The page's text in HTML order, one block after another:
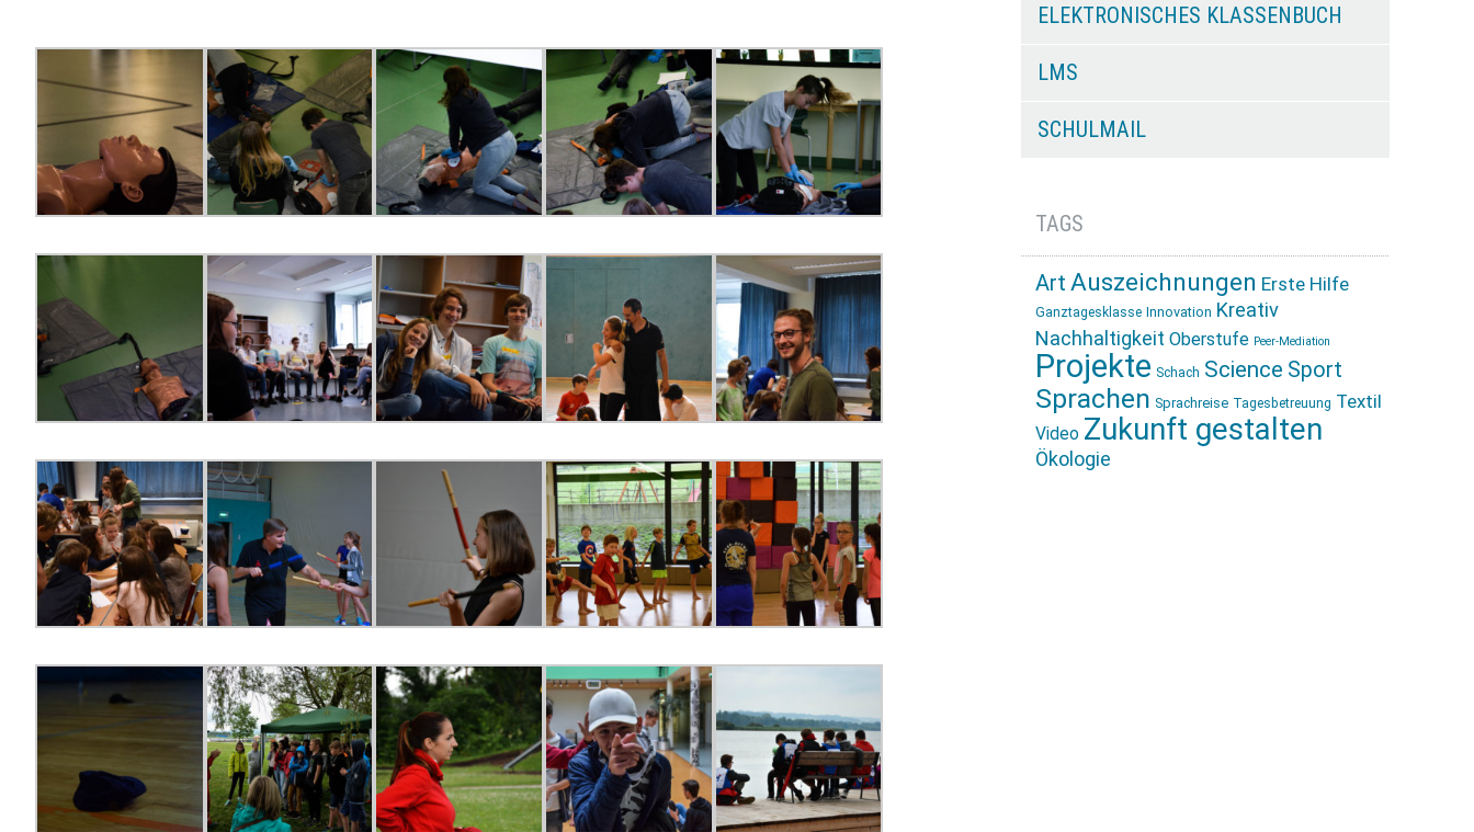
ELEKTRONISCHES KLASSENBUCH
LMS
SCHULMAIL
TAGS
Art Auszeichnungen Erste Hilfe
Ganztagesklasse Innovation Kreativ
Nachhaltigkeit Oberstufe Peer-Mediation
Projekte Schach Science Sport
Sprachen Sprachreise Tagesbetreuung Textil
Video Zukunft gestalten
Ökologie